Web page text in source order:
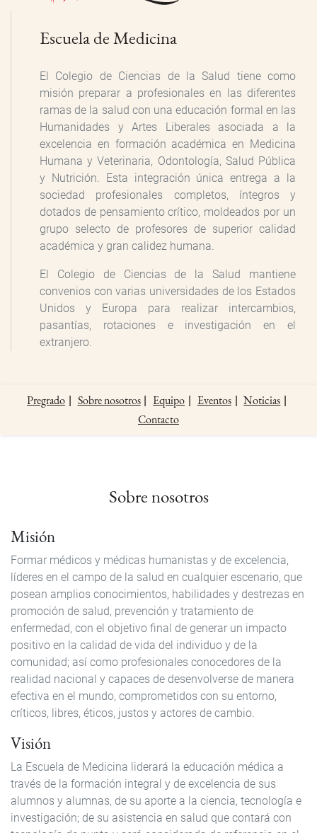
Escuela de Medicina
El Colegio de Ciencias de la Salud tiene como
misión preparar a profesionales en las diferentes
ramas de la salud con una educación formal en las
Humanidades y Artes Liberales asociada a la
excelencia en formación académica en Medicina
Humana y Veterinaria, Odontología, Salud Pública
y Nutrición. Esta integración única entrega a la
sociedad profesionales completos, íntegros y
dotados de pensamiento crítico, moldeados por un
grupo selecto de profesores de superior calidad
académica y gran calidez humana.
El Colegio de Ciencias de la Salud mantiene
convenios con varias universidades de los Estados
Unidos y Europa para realizar intercambios,
pasantías, rotaciones e investigación en el
extranjero.
Internal
Pregrado Sobre nosotros Equipo Eventos
Noticias
Contacto
Sobre nosotros
Misión
Formar médicos y médicas humanistas y de excelencia,
líderes en el campo de la salud en cualquier escenario, que
posean amplios conocimientos, habilidades y destrezas en
promoción de salud, prevención y tratamiento de
enfermedad, con el objetivo final de generar un impacto
positivo en la calidad de vida del individuo y de la
comunidad; así como profesionales conocedores de la
realidad nacional y capaces de desenvolverse de manera
efectiva en el mundo, comprometidos con su entorno,
críticos, libres, éticos, justos y actores de cambio.
Visión
La Escuela de Medicina liderará la educación médica a
través de la formación integral y de excelencia de sus
alumnos y alumnas, de su aporte a la ciencia, tecnología e
investigación; de su asistencia en salud que contará con